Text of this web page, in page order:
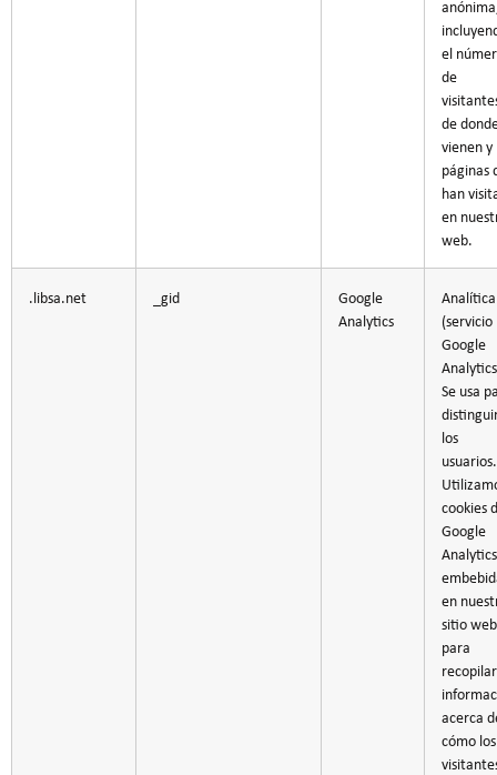
el
de
de
vienen y
páginas
han
en
web.
.libsa.net _gid
Google
Analytics
Analítica
(servicio
Google
Se usa
los
usuarios.
cookies
Google
Analytics
en
sitio web
para
recopilar
acerca
cómo los